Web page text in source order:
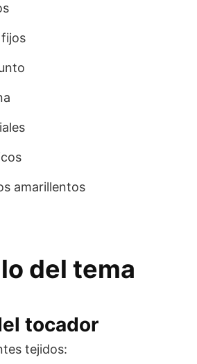
amarillentos
del tema
tocador
tejidos: